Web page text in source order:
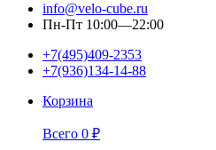
info@velo-cube.ru
Пн-Пт 10:00—22:00
+7(495)409-2353
+7(936)134-14-88
Корзина
Всего 0 ₽